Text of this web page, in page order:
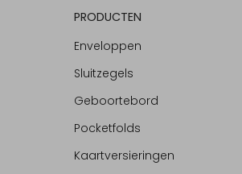
PRODUCTEN
Enveloppen
Sluitzegels
Geboortebord
Pocketfolds
Kaartversieringen